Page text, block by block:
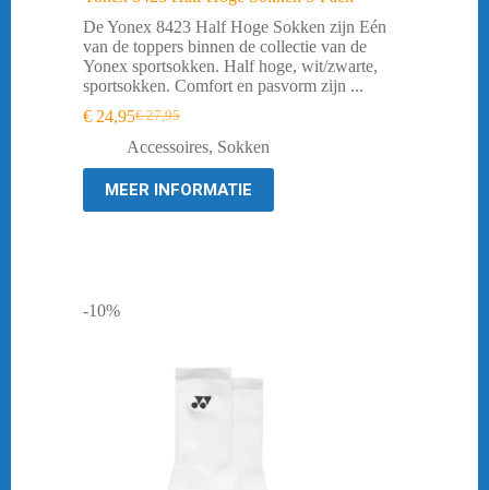
De Yonex 8423 Half Hoge Sokken zijn Eén
van de toppers binnen de collectie van de
Yonex sportsokken. Half hoge, wit/zwarte,
sportsokken. Comfort en pasvorm zijn ...
€27,95
Oorspronkelijke
prijs
€ 27,95.
€ 24,95Huidige
prijs
€ 24,95.
Accessoires, Sokken
MEER INFORMATIE
-10%